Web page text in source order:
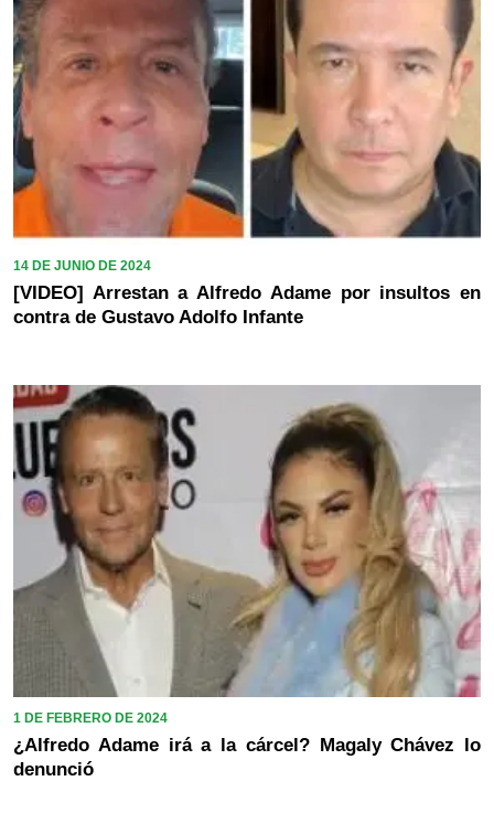
14 DE JUNIO DE 2024
[VIDEO] Arrestan a Alfredo Adame por insultos en
contra de Gustavo Adolfo Infante
1 DE FEBRERO DE 2024
¿Alfredo Adame irá a la cárcel? Magaly Chávez lo
denunció